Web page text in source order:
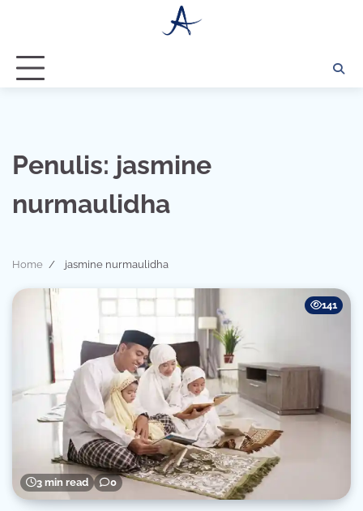
Penulis: jasmine
nurmaulidha
Home jasmine nurmaulidha
3 min read 0
141